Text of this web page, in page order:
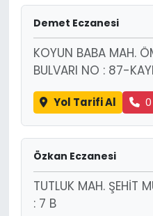
Demet Eczanesi
KOYUN BABA MAH.
BULVARI NO : 87-
Yol Tarifi Al
Özkan Eczanesi
TUTLUK MAH. ŞEHİT
: 7 B